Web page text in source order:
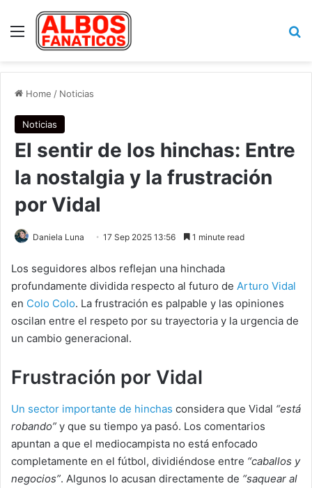
Menu
Home / Noticias
Noticias
El sentir de los hinchas: Entre
la nostalgia y la frustración
por Vidal
Daniela Luna 17 Sep 2025 13:56 1 minute read
Los seguidores albos reflejan una hinchada
profundamente dividida respecto al futuro de Arturo Vidal
en Colo Colo. La frustración es palpable y las opiniones
oscilan entre el respeto por su trayectoria y la urgencia de
un cambio generacional.
Frustración por Vidal
Un sector importante de hinchas considera que Vidal “está
robando” y que su tiempo ya pasó. Los comentarios
apuntan a que el mediocampista no está enfocado
completamente en el fútbol, dividiéndose entre “caballos y
negocios”. Algunos lo acusan directamente de “saquear al